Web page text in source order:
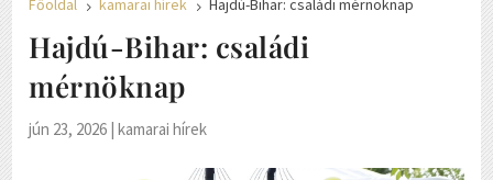
Főoldal 5 kamarai hírek 5 Hajdú-Bihar: családi mérnöknap
Hajdú-Bihar: családi
mérnöknap
jún 23, 2026 |kamarai hírek